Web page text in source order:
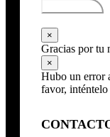
Subscribirse
×
Gracias por tu
×
Hubo un error
favor, inténtelo